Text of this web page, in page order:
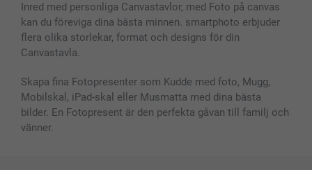
Inred med personliga Canvastavlor, med Foto på canvas
kan du föreviga dina bästa minnen. smartphoto erbjuder
flera olika storlekar, format och designs för din
Canvastavla.
Skapa fina Fotopresenter som Kudde med foto, Mugg,
Mobilskal, iPad-skal eller Musmatta med dina bästa
bilder. En Fotopresent är den perfekta gåvan till familj och
vänner.